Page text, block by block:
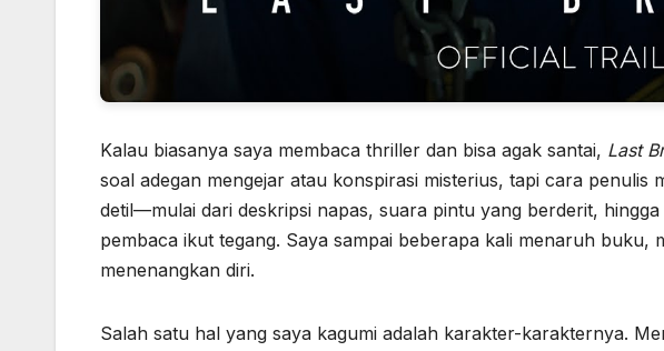
Kalau biasanya saya membaca thriller dan bisa agak santai, Last
soal adegan mengejar atau konspirasi misterius, tapi cara penulis
detil—mulai dari deskripsi napas, suara pintu yang berderit,
pembaca ikut tegang. Saya sampai beberapa kali menaruh buku,
menenangkan diri.
Salah satu hal yang saya kagumi adalah karakter-karakternya.